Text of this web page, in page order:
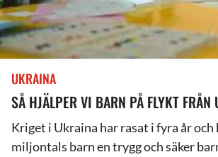
UKRAINA
SÅ HJÄLPER VI BARN PÅ FLYKT FRÅN
Kriget i Ukraina har rasat i fyra år och
miljontals barn en trygg och säker